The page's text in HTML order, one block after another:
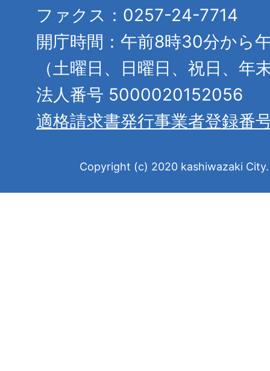
ファクス：0257-24-7714
開庁時間：午前8時30分から
（土曜日、日曜日、祝日、年
法人番号 5000020152056
適格請求書発行事業者登録番
Copyright (c) 2020 kashiwazaki